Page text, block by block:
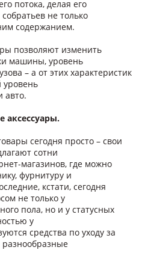
потока, делая его
не только
содержанием.
позволяют изменить
машины, уровень
– а от этих характеристик
уровень
авто.
аксессуары.
сегодня просто – свои
сотни
магазинов, где можно
фурнитуру и
кстати, сегодня
не только у
пола, но и у статусных
у
средства по уходу за